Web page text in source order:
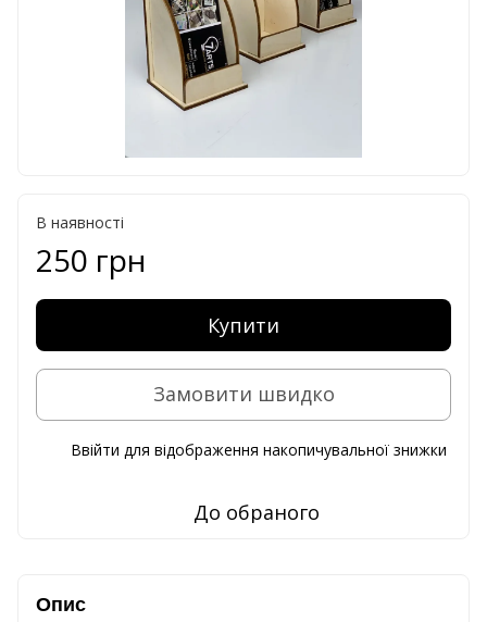
В наявності
250 грн
Купити
Замовити швидко
Ввійти для відображення накопичувальної знижки
До обраного
Опис